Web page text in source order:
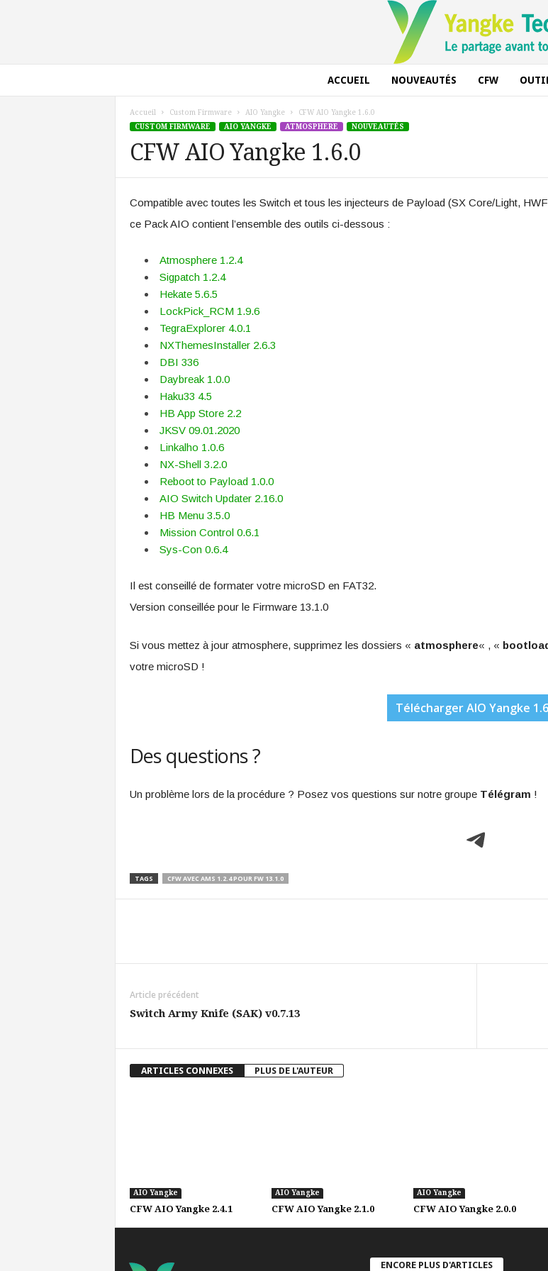
ACCUEIL NOUVEAUTÉS CFW
Accueil Custom Firmware AIO Yangke
CFW AIO Yangke 1.6.0
CUSTOM FIRMWARE
AIO YANGKE ATMOSPHERE NOUVEAUTÉS
CFW AIO Yangke 1.6.0
Compatible avec toutes les Switch et tous les injecteurs de Payload (SX Core/Light,
ce Pack AIO contient l’ensemble des outils ci-dessous :
Atmosphere 1.2.4
Sigpatch 1.2.4
Hekate 5.6.5
LockPick_RCM 1.9.6
TegraExplorer 4.0.1
NXThemesInstaller 2.6.3
DBI 336
Daybreak 1.0.0
Haku33 4.5
HB App Store 2.2
JKSV 09.01.2020
Linkalho 1.0.6
NX-Shell 3.2.0
Reboot to Payload 1.0.0
AIO Switch Updater 2.16.0
HB Menu 3.5.0
Mission Control 0.6.1
Sys-Con 0.6.4
Il est conseillé de formater votre microSD en FAT32.
Version conseillée pour le Firmware 13.1.0
Si vous mettez à jour atmosphere, supprimez les dossiers « atmosphere« , «
votre microSD !
Télécharger AIO Yangke
Des questions ?
Un problème lors de la procédure ? Posez vos questions sur notre groupe Télégram !
TAGS CFW AVEC AMS 1.2.4 POUR FW 13.1.0
Article précédent
Switch Army Knife (SAK) v0.7.13
ARTICLES CONNEXES PLUS DE L'AUTEUR
AIO Yangke
CFW AIO Yangke 2.4.1
AIO Yangke
CFW AIO Yangke 2.1.0
AIO Yangke
CFW AIO Yangke 2.0.0
ENCORE PLUS D'ARTICLES